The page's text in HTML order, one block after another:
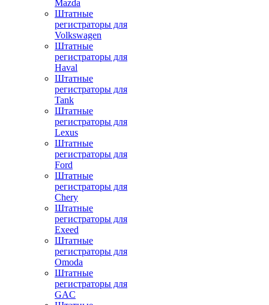
Mazda
Штатные
регистраторы для
Volkswagen
Штатные
регистраторы для
Haval
Штатные
регистраторы для
Tank
Штатные
регистраторы для
Lexus
Штатные
регистраторы для
Ford
Штатные
регистраторы для
Chery
Штатные
регистраторы для
Exeed
Штатные
регистраторы для
Omoda
Штатные
регистраторы для
GAC